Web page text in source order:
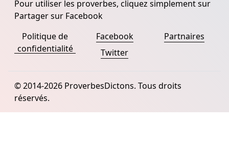
Pour utiliser les proverbes, cliquez simplement sur
Partager sur Facebook
Politique de
confidentialité
Facebook
Twitter
Partnaires
© 2014-2026 ProverbesDictons. Tous droits
réservés.